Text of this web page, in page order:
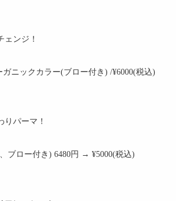
ェンジ！
ニックカラー(ブロー付き) /¥6000(税込)
りパーマ！
ブロー付き) 6480円 → ¥5000(税込)